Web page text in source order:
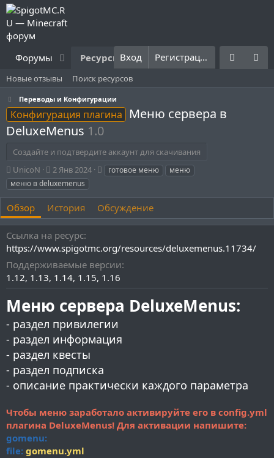
Форумы Ресурсы Что нового? Правила
Вход Регистрация
Новые отзывы Поиск ресурсов
Переводы и Конфигурации
Конфигурация плагина
Меню сервера в
DeluxeMenus 1.0
Создайте и подтвердите аккаунт для скачивания
А
в
т
о
р
UnicoN
Д
а
т
с
о
з
д
н
и
я
2 Янв 2024
Т
и
готовое меню
меню
меню в deluxemenus
Обзор История Обсуждение
Ссылка на ресурс
https://www.spigotmc.org/resources/deluxemenus.11734/
Поддерживаемые версии
1.12 1.13 1.14 1.15 1.16
Меню сервера DeluxeMenus:
- раздел привилегии
- раздел информация
- раздел квесты
- раздел подписка
- описание практически каждого параметра
Чтобы меню заработало активируйте его в config.yml
плагина DeluxeMenus! Для активации напишите:
gomenu:
file: gomenu.yml